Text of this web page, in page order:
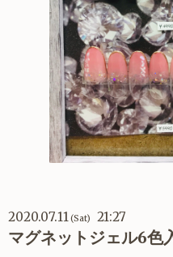
2020.07.11 (Sat) 21:27
マグネットジェル6色